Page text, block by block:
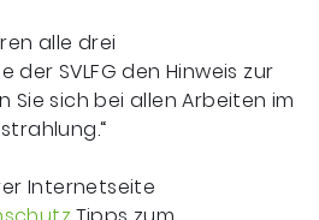
alle drei
SVLFG den Hinweis zur
Sie sich bei allen Arbeiten im
Internetseite